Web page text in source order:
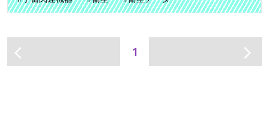
arrow_back_ios 1 arrow_forward_ios